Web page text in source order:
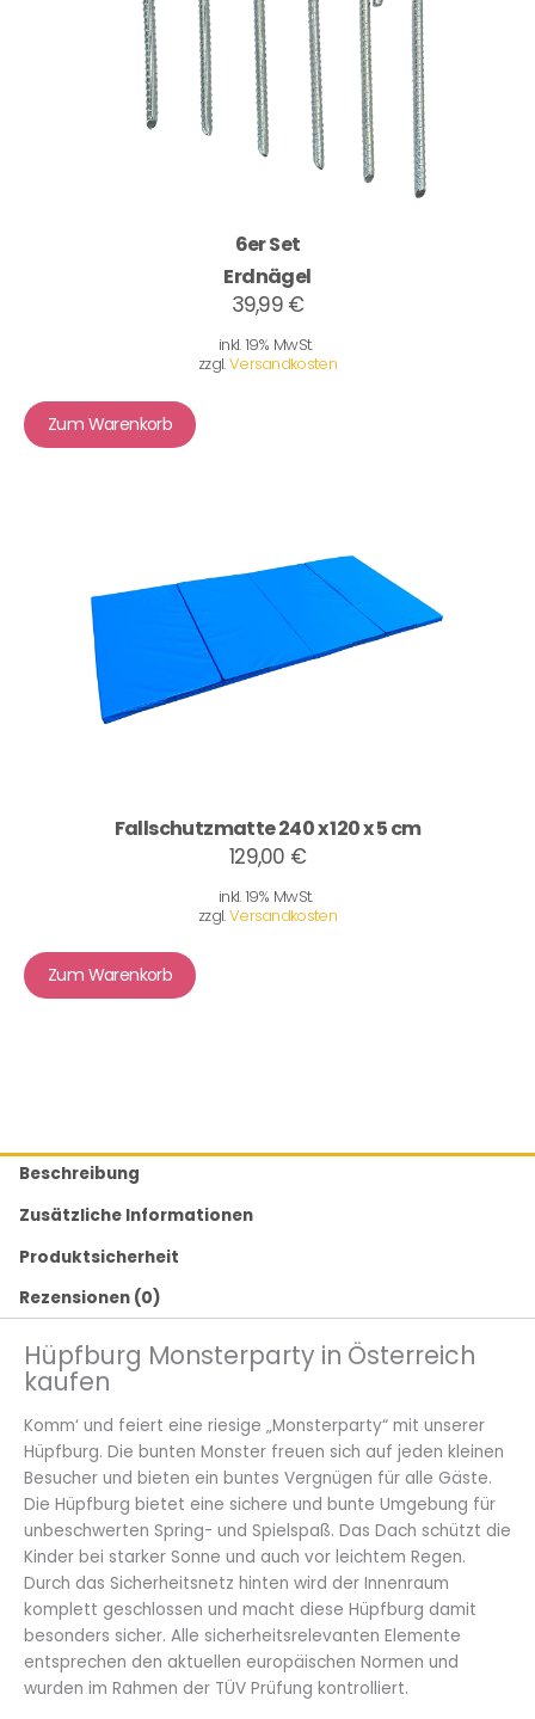
6er Set
Erdnägel
39,99 €
inkl. 19% MwSt.
zzgl.Versandkosten
Zum Warenkorb
Fallschutzmatte 240 x 120 x 5 cm
129,00 €
inkl. 19% MwSt.
zzgl.Versandkosten
Zum Warenkorb
Beschreibung
Zusätzliche Informationen
Produktsicherheit
Rezensionen (0)
Hüpfburg Monsterparty in Österreich
kaufen
Komm‘ und feiert eine riesige „Monsterparty“ mit unserer
Hüpfburg. Die bunten Monster freuen sich auf jeden kleinen
Besucher und bieten ein buntes Vergnügen für alle Gäste.
Die Hüpfburg bietet eine sichere und bunte Umgebung für
unbeschwerten Spring- und Spielspaß. Das Dach schützt die
Kinder bei starker Sonne und auch vor leichtem Regen.
Durch das Sicherheitsnetz hinten wird der Innenraum
komplett geschlossen und macht diese Hüpfburg damit
besonders sicher. Alle sicherheitsrelevanten Elemente
entsprechen den aktuellen europäischen Normen und
wurden im Rahmen der TÜV Prüfung kontrolliert.